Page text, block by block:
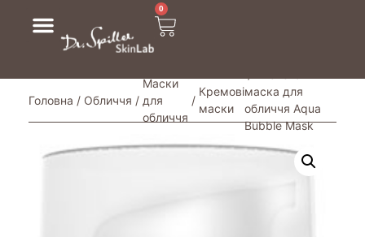
0
Головна / Обличчя /
Маски
для
обличчя
/
Кремові
маски
маска для
обличчя Aqua
Bubble Mask